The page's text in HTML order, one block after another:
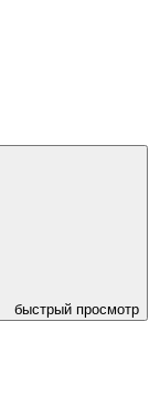
быстрый просмотр